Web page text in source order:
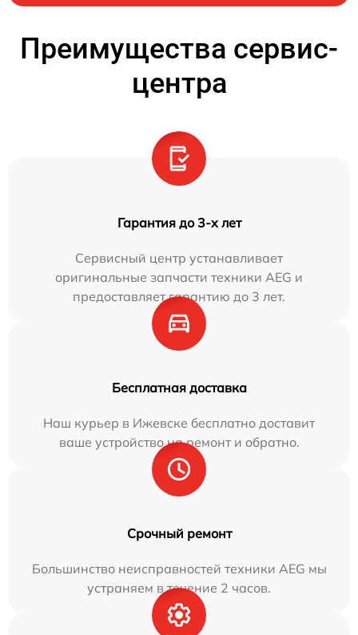
Преимущества сервис-
центра
Гарантия до 3-х лет
Сервисный центр устанавливает
оригинальные запчасти техники AEG и
предоставляет гарантию до 3 лет.
Бесплатная доставка
Наш курьер в Ижевске бесплатно доставит
ваше устройство на ремонт и обратно.
Срочный ремонт
Большинство неисправностей техники AEG мы
устраняем в течение 2 часов.